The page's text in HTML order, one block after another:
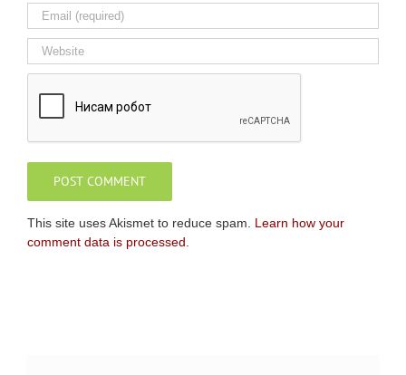
This site uses Akismet to reduce spam. Learn how your
comment data is processed.